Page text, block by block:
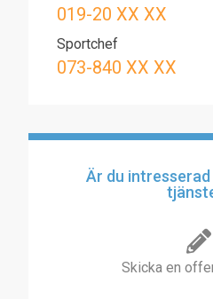
019-20 XX XX
Sportchef
073-840 XX XX
Är du
Skicka en